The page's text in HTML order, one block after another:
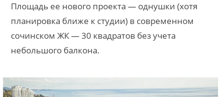
Площадь ее нового проекта — однушки (хотя
планировка ближе к студии) в современном
сочинском ЖК — 30 квадратов без учета
небольшого балкона.